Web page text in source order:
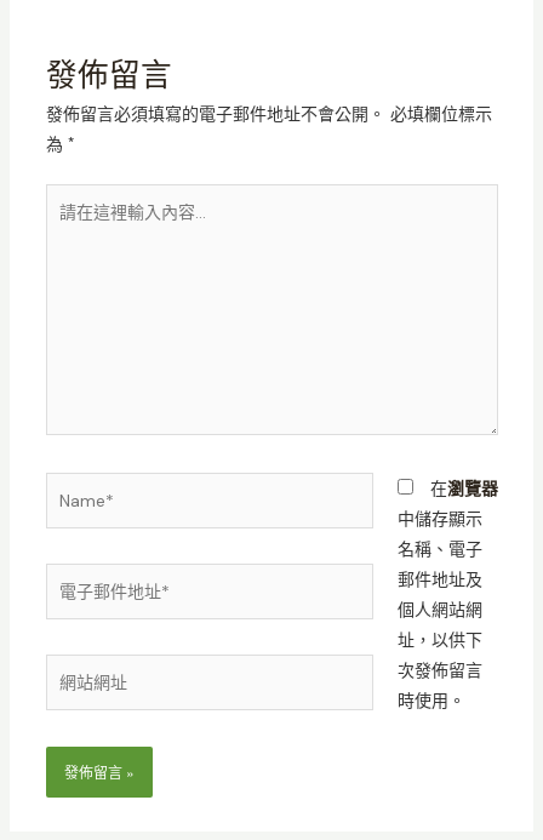
發佈留言
發佈留言必須填寫的電子郵件地址不會公開。 必填欄位標示
為 *
在
電
地站
在瀏覽器
中儲存顯示
名稱、電子
郵件地址及
個人網站網
址，以供下
次發佈留言
時使用。